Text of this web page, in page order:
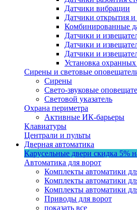
Датчики вибрации
Датчики открытия
Комбинированные
Датчики и
Датчики и
Датчики и
Установка охранных
Сирены и световые
Сирены
Свето-звуковые
Световой указатель
Охрана периметра
Активные ИК-барьеры
Клавиатуры
Централи и пульты
Дверная автоматика
Карусельные двери скидка 5%
Автоматика для ворот
Комплекты автоматики
Комплекты автоматики
Комплекты автоматики
Приводы для ворот
показать все